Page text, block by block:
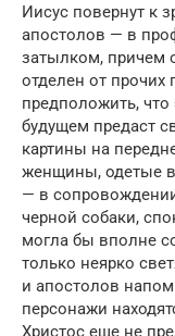
Иисус повернут к
апостолов — в
затылком, причем
отделен от
предположить,
будущем предаст
картины на
женщины, одетые
— в
черной собаки,
могла бы вполне
только неярко
и апостолов
персонажи
Христос еще не